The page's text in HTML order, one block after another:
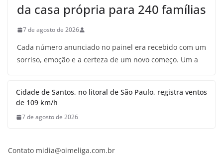
da casa própria para 240 famílias
7 de agosto de 2026
Cada número anunciado no painel era recebido com um
sorriso, emoção e a certeza de um novo começo. Um a
Cidade de Santos, no litoral de São Paulo, registra ventos
de 109 km/h
7 de agosto de 2026
Contato midia@oimeliga.com.br